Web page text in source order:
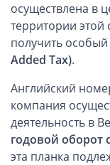
Kомпания в Канаде
Казахстан
Открытие счета в
Платежная
Платежная система
Платежная система
ОАЭ, Дубай
осуществлена в
территории этой
получить
Added Tax).
Английский
компания
деятельность в
годовой оборот
эта планка